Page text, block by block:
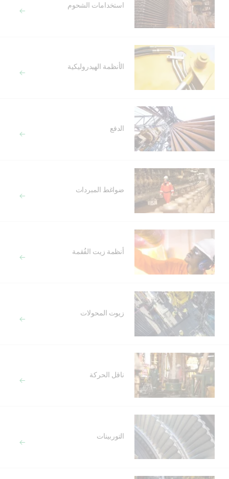
استخدامات الشحوم
الأنظمة الهيدروليكية
الدفع
ضواغط المبردات
أنظمة زيت الفُقمة
زيوت المحولات
ناقل الحركة
التوربينات